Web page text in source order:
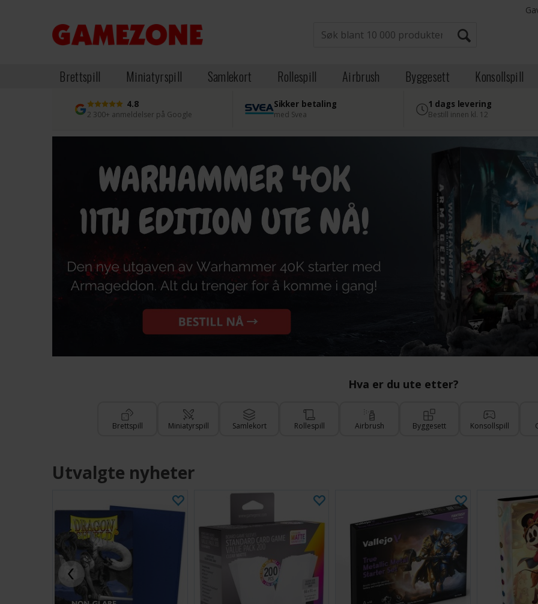
Brettspill Miniatyrspill Samlekort Rollespill Airbrush Byggesett Konsollspill
4.8
2 300+ anmeldelser på Google
Sikker betaling
med Svea
1 dags levering
Bestill innen kl. 12
Hva er du ute etter?
Brettspill Miniatyrspill Samlekort Rollespill Airbrush Byggesett Konsollspill
Utvalgte nyheter